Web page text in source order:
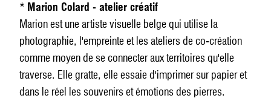
* Marion Colard - atelier créatif
Marion est une artiste visuelle belge qui utilise la
photographie, l'empreinte et les ateliers de co-création
comme moyen de se connecter aux territoires qu'elle
traverse. Elle gratte, elle essaie d'imprimer sur papier et
dans le réel les souvenirs et émotions des pierres.